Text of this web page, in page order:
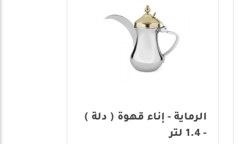
الرماية - إناء قهوة ( دلة )
- 1.4 لتر